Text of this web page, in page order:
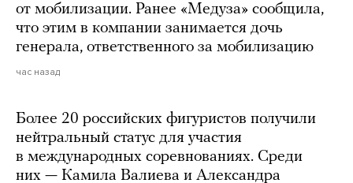
от мобилизации. Ранее «Медуза» сообщила,
что этим в компании занимается дочь
генерала, ответственного за мобилизацию
час назад
Более 20 российских фигуристов получили
нейтральный статус для участия
в международных соревнованиях. Среди
них — Камила Валиева и Александра